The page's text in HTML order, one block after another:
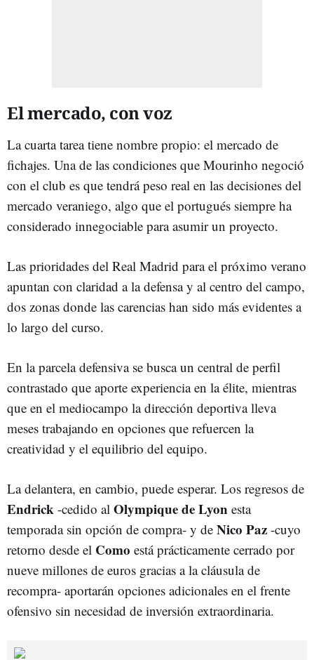
El mercado, con voz
La cuarta tarea tiene nombre propio: el mercado de
fichajes. Una de las condiciones que Mourinho negoció
con el club es que tendrá peso real en las decisiones del
mercado veraniego, algo que el portugués siempre ha
considerado innegociable para asumir un proyecto.
Las prioridades del Real Madrid para el próximo verano
apuntan con claridad a la defensa y al centro del campo,
dos zonas donde las carencias han sido más evidentes a
lo largo del curso.
En la parcela defensiva se busca un central de perfil
contrastado que aporte experiencia en la élite, mientras
que en el mediocampo la dirección deportiva lleva
meses trabajando en opciones que refuercen la
creatividad y el equilibrio del equipo.
La delantera, en cambio, puede esperar. Los regresos de
Endrick -cedido al Olympique de Lyon esta
temporada sin opción de compra- y de Nico Paz -cuyo
retorno desde el Como está prácticamente cerrado por
nueve millones de euros gracias a la cláusula de
recompra- aportarán opciones adicionales en el frente
ofensivo sin necesidad de inversión extraordinaria.